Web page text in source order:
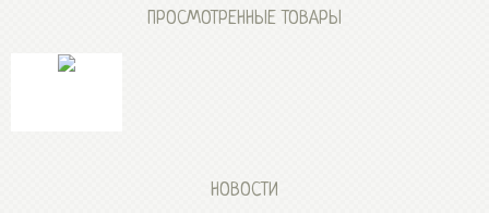
ПРОСМОТРЕННЫЕ ТОВАРЫ
НОВОСТИ